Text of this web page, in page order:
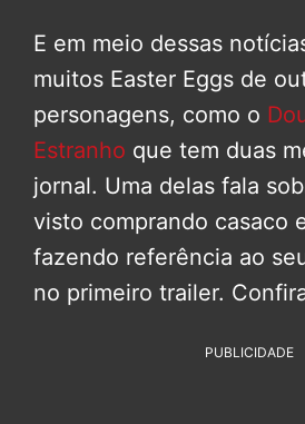
E em meio dessas
muitos Easter Eggs de
personagens, como o
Estranho que tem duas
jornal. Uma delas fala
visto comprando casaco
fazendo referência ao
no primeiro trailer.
PUBLICIDADE